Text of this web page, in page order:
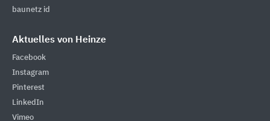
baunetz id
Aktuelles von Heinze
Facebook
Instagram
Pinterest
LinkedIn
Vimeo